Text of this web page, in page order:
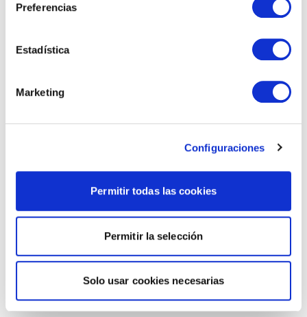
Preferencias
Estadística
Marketing
Configuraciones
Permitir todas las cookies
Permitir la selección
Solo usar cookies necesarias